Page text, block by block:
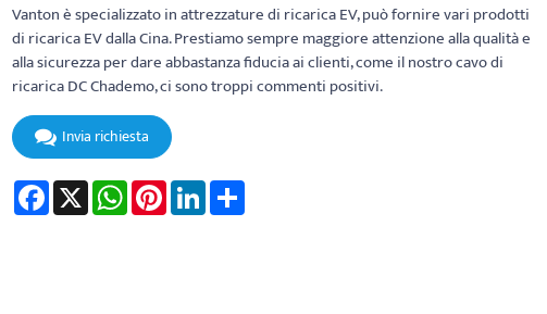
Vanton è specializzato in attrezzature di ricarica EV, può fornire vari prodotti
di ricarica EV dalla Cina. Prestiamo sempre maggiore attenzione alla qualità e
alla sicurezza per dare abbastanza fiducia ai clienti, come il nostro cavo di
ricarica DC Chademo, ci sono troppi commenti positivi.
Invia richiesta
Facebook
X WhatsAppPinterestLinkedInShare